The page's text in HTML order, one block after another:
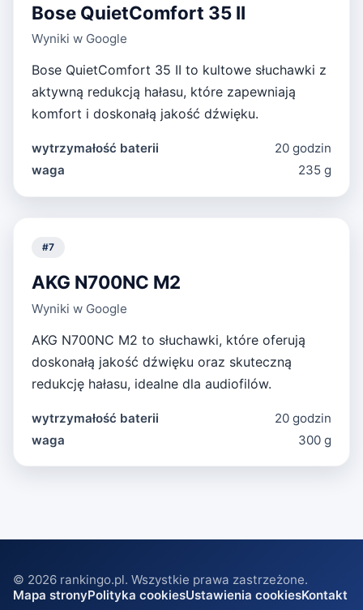
Bose QuietComfort 35 II
Wyniki w Google
Bose QuietComfort 35 II to kultowe słuchawki z
aktywną redukcją hałasu, które zapewniają
komfort i doskonałą jakość dźwięku.
wytrzymałość baterii
20 godzin
waga
235 g
#7
AKG N700NC M2
Wyniki w Google
AKG N700NC M2 to słuchawki, które oferują
doskonałą jakość dźwięku oraz skuteczną
redukcję hałasu, idealne dla audiofilów.
wytrzymałość baterii
20 godzin
waga
300 g
© 2026 rankingo.pl. Wszystkie prawa zastrzeżone.
Mapa stronyPolityka cookiesUstawienia cookiesKontakt